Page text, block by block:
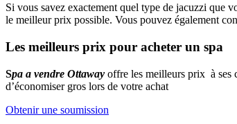
Si vous savez exactement quel type de jacuzzi que
le meilleur prix possible. Vous pouvez également
Les meilleurs prix pour acheter un spa
Spa a vendre Ottaway offre les meilleurs prix à ses
d’économiser gros lors de votre achat
Obtenir une soumission